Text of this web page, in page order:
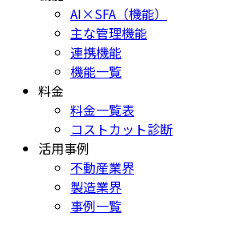
AI×SFA（機能）
主な管理機能
連携機能
機能一覧
料金
料金一覧表
コストカット診断
活用事例
不動産業界
製造業界
事例一覧